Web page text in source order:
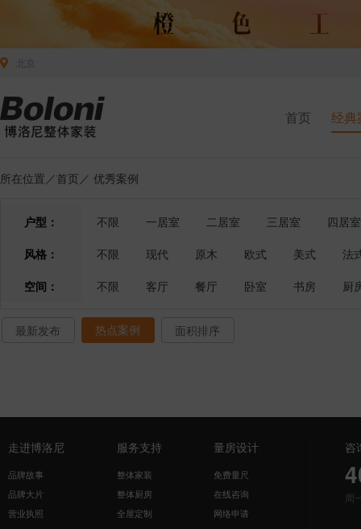
首页 经典
所在位置／首页 ／ 优秀案例
户型： 不限 一居室 二居室 三居室
四居室
风格：
不限 现代 原木 欧式 美式
法
空间：
不限 客厅 餐厅 卧室 书房 厨
最新发布 热点案例 面积排序
走进博洛尼
品牌故事
品牌大片
营业执照
服务支持
整体家装
整体厨房
全屋定制
量房设计
免费量尺
在线咨询
网络申请
咨
周